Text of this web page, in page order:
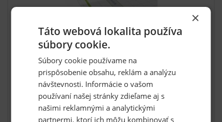
ISOVER-Vario Xtra Safe 1,5x40 m (60 m2/bal)
Inteligentná parobrzda (klimamembrána) ISOVER VARIO®
XtraSaf...
×
Táto webová lokalita používa
súbory cookie.
Súbory cookie používame na
prispôsobenie obsahu, reklám a analýzu
návštevnosti. Informácie o vašom
používaní našej stránky zdieľame aj s
našimi reklamnými a analytickými
partnermi, ktorí ich môžu kombinovať s